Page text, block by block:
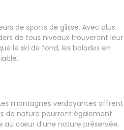
de sports de glisse. Avec plus
de tous niveaux trouveront leur
le ski de fond, les balades en
montagnes verdoyantes offrent
de nature pourront également
au cœur d’une nature préservée.